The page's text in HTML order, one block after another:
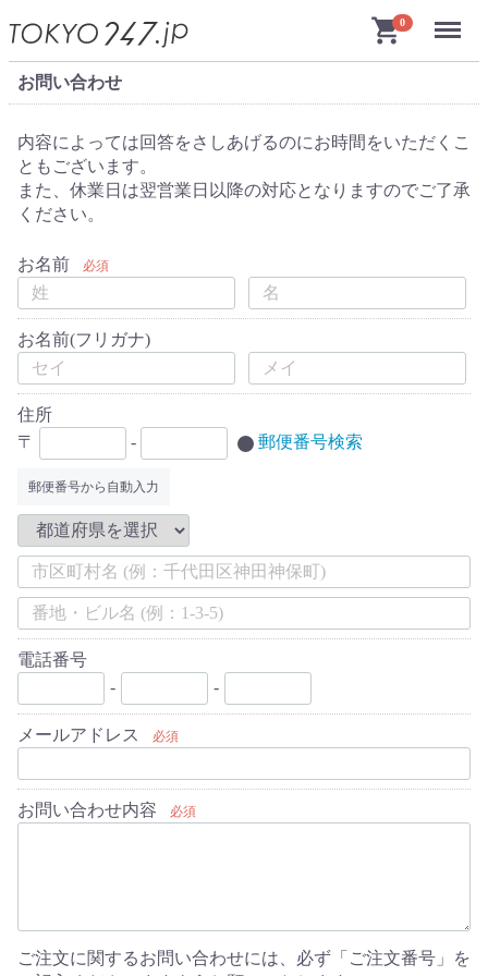
shopping_cart0 Menu
お問い合わせ
内容によっては回答をさしあげるのにお時間をいただくこ
ともございます。
また、休業日は翌営業日以降の対応となりますのでご了承
ください。
お名前 必須
お名前(フリガナ)
住所
〒
- 郵便番号検索
郵便番号から自動入力
電話番号
-
-
メールアドレス 必須
お問い合わせ内容 必須
ご注文に関するお問い合わせには、必ず「ご注文番号」を